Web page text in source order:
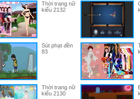
Thời trang nữ
kiểu 2132
Sút phạt đền
83
Thời trang nữ
kiểu 2130